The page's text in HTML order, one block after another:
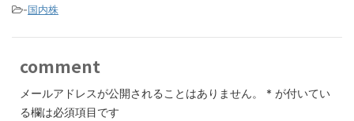
-国内株
comment
メールアドレスが公開されることはありません。 * が付いてい
る欄は必須項目です